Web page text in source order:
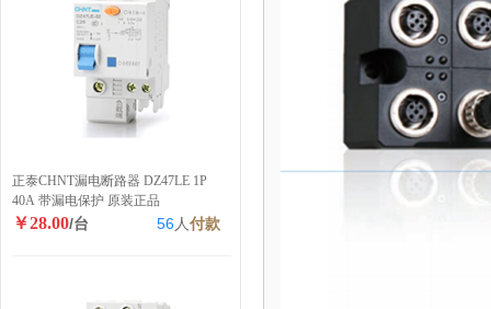
正泰CHNT漏电断路器 DZ47LE 1P
40A 带漏电保护 原装正品
￥28.00/台 56人付款